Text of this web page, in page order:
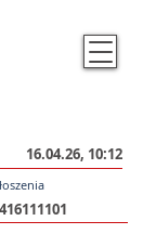
16.04.26, 10:12